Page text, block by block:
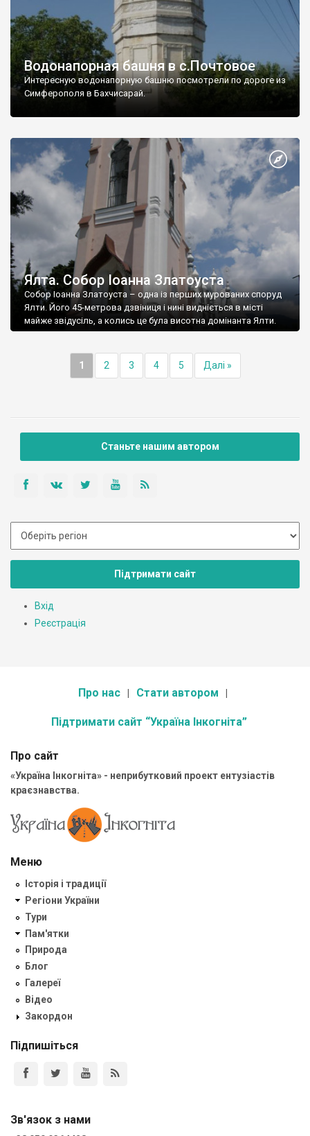
Водонапорная башня в с.Почтовое
Интересную водонапорную башню посмотрели по дороге из
Симферополя в Бахчисарай.
Ялта. Собор Іоанна Златоуста
Собор Іоанна Златоуста – одна із перших мурованих споруд
Ялти. Його 45-метрова дзвіниця і нині видніється в місті
майже звідусіль, а колись це була висотна домінанта Ялти.
1 2 3 4 5 Далі »
Станьте нашим автором
Підтримати сайт
Вхід
Реєстрація
Про нас Стати автором
Підтримати сайт “Україна Інкогніта”
Про сайт
«Україна Інкогніта» - неприбутковий проект ентузіастів
краєзнавства.
Меню
Історія і традиції
Регіони України
Тури
Пам'ятки
Природа
Блог
Галереї
Відео
Закордон
Підпишіться
Зв'язок з нами